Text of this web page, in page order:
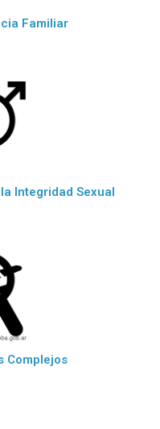
Familiar
Integridad Sexual
Complejos